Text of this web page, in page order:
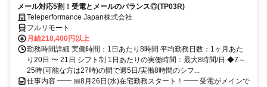
メール対応5割！受電とメールのバランス◎(TP03R)
Teleperformance Japan株式会社
フルリモート
月給218,400円以上
勤務時間詳細 実働時間：1日あたり8時間 平均勤務日数：1ヶ月あた
り20日 〜 21日 シフト制 1日あたりの実働時間：最大8時間/日 ◆7～
25時(可能な方は27時)の間で週5日/実働8時間のシフ...
仕事内容 ━━ 📅8月26日(水)在宅勤務スタート！━━ 受電がメインで